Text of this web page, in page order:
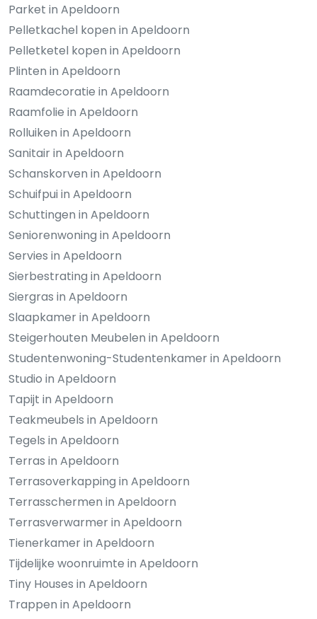
Parket in Apeldoorn
Pelletkachel kopen in Apeldoorn
Pelletketel kopen in Apeldoorn
Plinten in Apeldoorn
Raamdecoratie in Apeldoorn
Raamfolie in Apeldoorn
Rolluiken in Apeldoorn
Sanitair in Apeldoorn
Schanskorven in Apeldoorn
Schuifpui in Apeldoorn
Schuttingen in Apeldoorn
Seniorenwoning in Apeldoorn
Servies in Apeldoorn
Sierbestrating in Apeldoorn
Siergras in Apeldoorn
Slaapkamer in Apeldoorn
Steigerhouten Meubelen in Apeldoorn
Studentenwoning-Studentenkamer in Apeldoorn
Studio in Apeldoorn
Tapijt in Apeldoorn
Teakmeubels in Apeldoorn
Tegels in Apeldoorn
Terras in Apeldoorn
Terrasoverkapping in Apeldoorn
Terrasschermen in Apeldoorn
Terrasverwarmer in Apeldoorn
Tienerkamer in Apeldoorn
Tijdelijke woonruimte in Apeldoorn
Tiny Houses in Apeldoorn
Trappen in Apeldoorn